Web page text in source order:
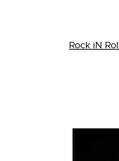
Rock iN Roll